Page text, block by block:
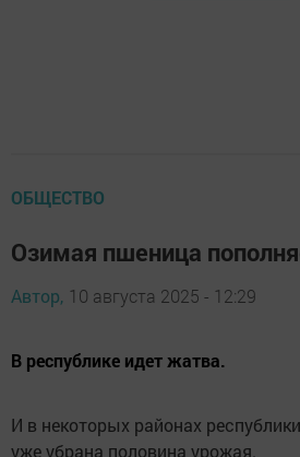
ОБЩЕСТВО
Озимая пшеница
Автор, 10 августа 2025 - 12:29
В республике идет жатва.
И в некоторых районах
уже убрана половина урожая.